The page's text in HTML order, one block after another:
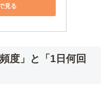
見る
度」と「1日何回